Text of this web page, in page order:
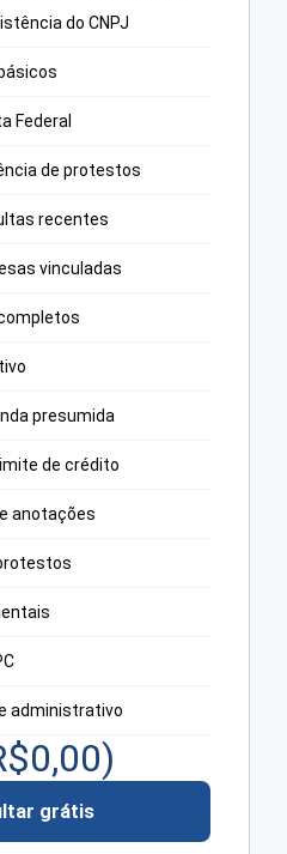
do CNPJ
Federal
de protestos
recentes
vinculadas
presumida
de crédito
anotações
administrativo
0,00)
grátis